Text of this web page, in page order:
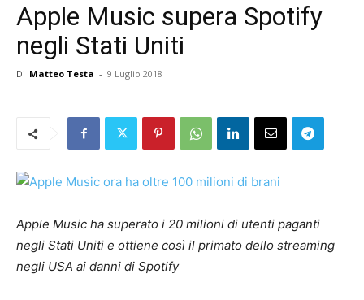
Apple Music supera Spotify
negli Stati Uniti
Di Matteo Testa - 9 Luglio 2018
Apple Music ha superato i 20 milioni di utenti paganti
negli Stati Uniti e ottiene così il primato dello streaming
negli USA ai danni di Spotify